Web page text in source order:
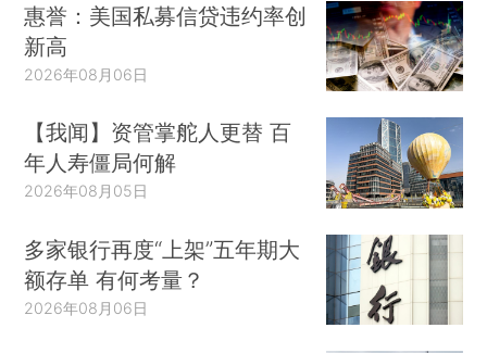
惠誉：美国私募信贷违约率创
新高
2026年08月06日
【我闻】资管掌舵人更替 百
年人寿僵局何解
2026年08月05日
多家银行再度“上架”五年期大
额存单 有何考量？
2026年08月06日